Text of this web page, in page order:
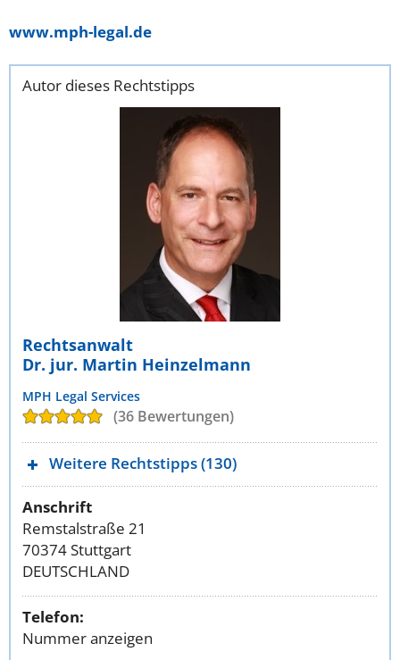
www.mph-legal.de
Autor dieses Rechtstipps
Rechtsanwalt
Dr. jur. Martin Heinzelmann
MPH Legal Services
(36 Bewertungen)
Weitere Rechtstipps (130)
Anschrift
Remstalstraße 21
70374 Stuttgart
DEUTSCHLAND
Telefon:
Nummer anzeigen